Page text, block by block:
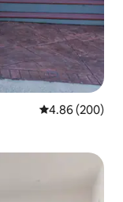
Calificación
4.86 (200)